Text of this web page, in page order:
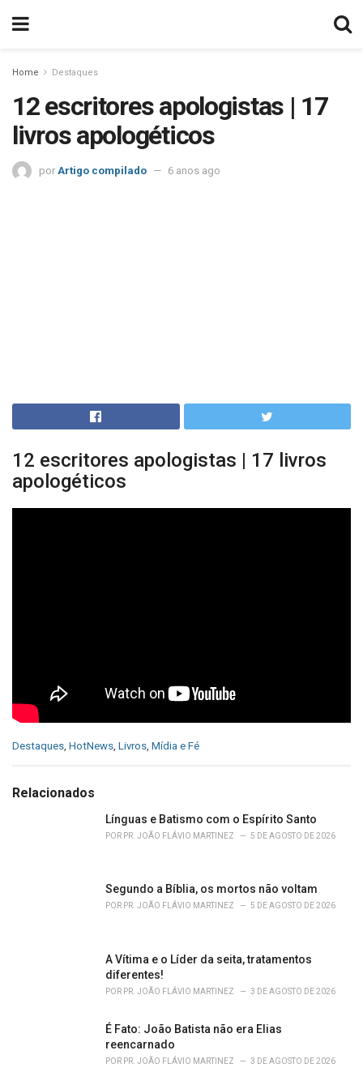
Home Destaques
12 escritores apologistas | 17
livros apologéticos
por Artigo compilado 6 anos ago
12 escritores apologistas | 17 livros
apologéticos
C
e
Destaques, HotNews, Livros, Mídia e Fé
Relacionados
Línguas e Batismo com o Espírito Santo
POR PR. JOÃO FLÁVIO MARTINEZ 5 DE AGOSTO DE 2026
Segundo a Bíblia, os mortos não voltam
POR PR. JOÃO FLÁVIO MARTINEZ 5 DE AGOSTO DE 2026
A Vítima e o Líder da seita, tratamentos
diferentes!
POR PR. JOÃO FLÁVIO MARTINEZ 3 DE AGOSTO DE 2026
É Fato: João Batista não era Elias
reencarnado
POR PR. JOÃO FLÁVIO MARTINEZ 3 DE AGOSTO DE 2026